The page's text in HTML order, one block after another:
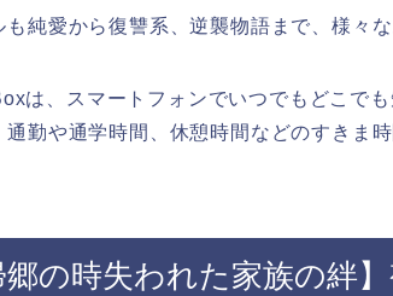
も純愛から復讐系、逆襲物語まで、様々
は、スマートフォンでいつでもどこで
通勤や通学時間、休憩時間などのすきま
郷の時失われた家族の絆